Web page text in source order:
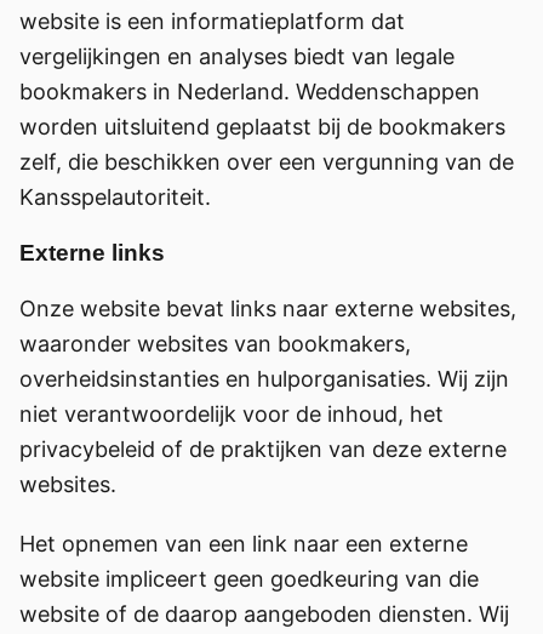
website is een informatieplatform dat
vergelijkingen en analyses biedt van legale
bookmakers in Nederland. Weddenschappen
worden uitsluitend geplaatst bij de bookmakers
zelf, die beschikken over een vergunning van de
Kansspelautoriteit.
Externe links
Onze website bevat links naar externe websites,
waaronder websites van bookmakers,
overheidsinstanties en hulporganisaties. Wij zijn
niet verantwoordelijk voor de inhoud, het
privacybeleid of de praktijken van deze externe
websites.
Het opnemen van een link naar een externe
website impliceert geen goedkeuring van die
website of de daarop aangeboden diensten. Wij